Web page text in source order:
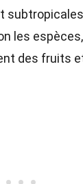
les
des fruits